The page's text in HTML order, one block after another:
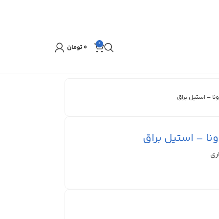
0 ۰ تومان
– استیل براق
– استیل براق